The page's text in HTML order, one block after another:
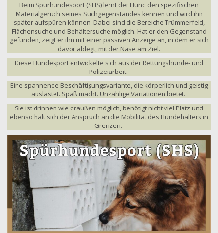
Beim Spürhundesport (SHS) lernt der Hund den spezifischen
Materialgeruch seines Suchgegenstandes kennen und wird ihn
später aufspüren können. Dabei sind die Bereiche Trümmerfeld,
Flächensuche und Behältersuche möglich. Hat er den Gegenstand
gefunden, zeigt er ihn mit einer passiven Anzeige an, in dem er sich
davor ablegt, mit der Nase am Ziel.
Diese Hundesport entwickelte sich aus der Rettungshunde- und
Polizeiarbeit.
Eine spannende Beschäftigungsvariante, die körperlich und geistig
auslastet. Spaß macht. Unzählige Variationen bietet.
Sie ist drinnen wie draußen möglich, benötigt nicht viel Platz und
ebenso hält sich der Anspruch an die Mobilität des Hundehalters in
Grenzen.